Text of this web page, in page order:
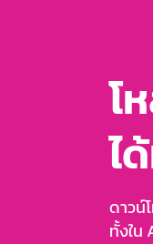
โ
ไ
ดาวน์
ทั้งใน